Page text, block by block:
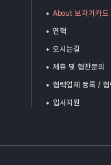
About 보자기카드
연혁
오시는길
제휴 및 협찬문의
협력업체 등록 /
입사지원